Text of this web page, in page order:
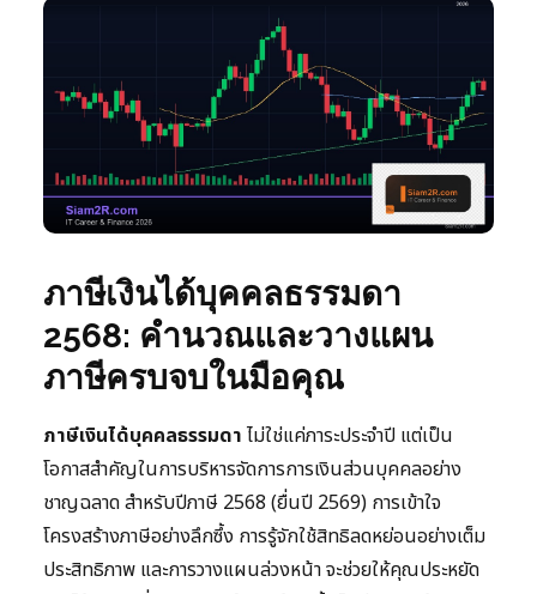
ภาษีเงินได้บุคคลธรรมดา
2568: คำนวณและวางแผน
ภาษีครบจบในมือคุณ
ภาษีเงินได้บุคคลธรรมดา ไม่ใช่แค่ภาระประจำปี แต่เป็น
โอกาสสำคัญในการบริหารจัดการการเงินส่วนบุคคลอย่าง
ชาญฉลาด สำหรับปีภาษี 2568 (ยื่นปี 2569) การเข้าใจ
โครงสร้างภาษีอย่างลึกซึ้ง การรู้จักใช้สิทธิลดหย่อนอย่างเต็ม
ประสิทธิภาพ และการวางแผนล่วงหน้า จะช่วยให้คุณประหยัด